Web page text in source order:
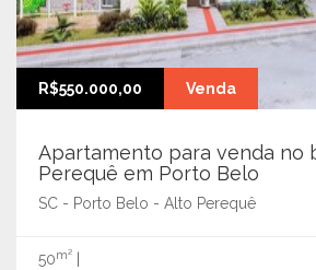
R$550.000,00 Venda
Apartamento para venda no
Perequê em Porto Belo
SC - Porto Belo - Alto Perequê
50m²